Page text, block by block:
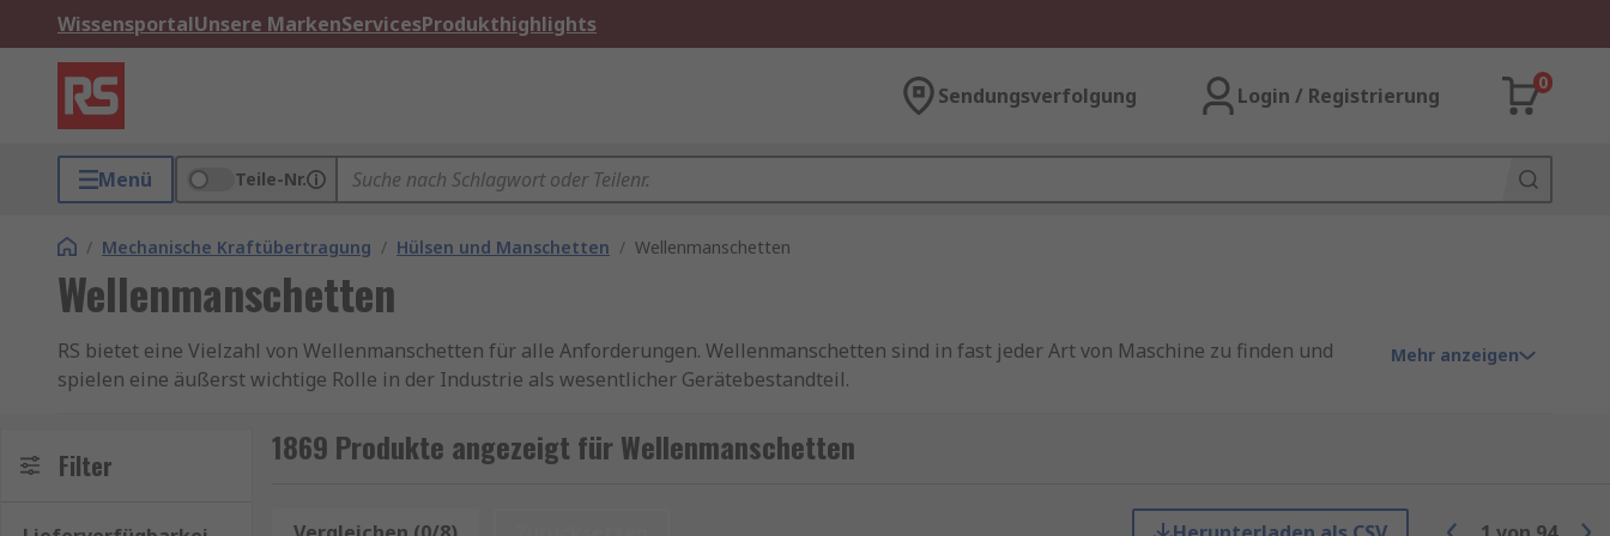
WissensportalUnsere MarkenServicesProdukthighlights
Sendungsverfolgung Login / Registrierung
0
Menü Teile-Nr.
/ Mechanische Kraftübertragung / Hülsen und Manschetten / Wellenmanschetten
Wellenmanschetten
RS bietet eine Vielzahl von Wellenmanschetten für alle Anforderungen. Wellenmanschetten sind in fast jeder Art von Maschine zu finden und
spielen eine äußerst wichtige Rolle in der Industrie als wesentlicher Gerätebestandteil.
Wellenmanschetten umschließen Wellen, ohne dass Kerben entstehen oder die Wellen beschädigt werden. Sie sind einfach zu installieren und
effektiv sowohl für gehärtete Wellen als auch Standardwellen.
Wellenmanschetten sind für eine Vielzahl von Anwendungen geeignet, von der Sicherung von Fahnen an Fahnenmasten, über die Positionierung
Mehr anzeigen
Filter 1869 Produkte angezeigt für Wellenmanschetten